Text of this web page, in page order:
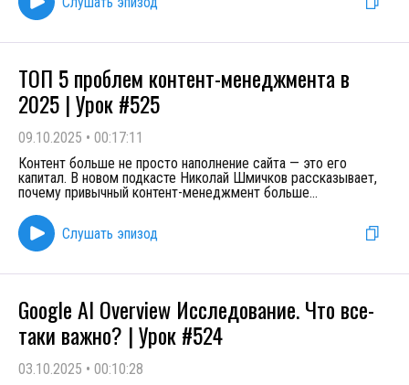
ТОП 5 проблем контент-менеджмента в
2025 | Урок #525
09.10.2025 • 00:17:11
Контент больше не просто наполнение сайта — это его
капитал. В новом подкасте Николай Шмичков рассказывает,
почему привычный контент-менеджмент больше...
Слушать эпизод
Google AI Overview Исследование. Что все-
таки важно? | Урок #524
03.10.2025 • 00:10:28